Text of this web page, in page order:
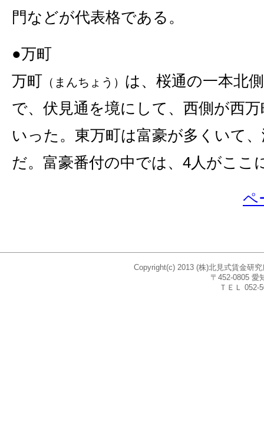
門などが代表格である。
●万町
万町 （まんちょう） は、桜通の一本北
で、伏見通を境にして、西側が西
いった。東万町は富豪が多くいて
だ。富豪番付の中では、4人がここ
ペ
Copyright(c) 2013 (株)北見式賃金研
〒452-0805 愛
ＴＥＬ 052-